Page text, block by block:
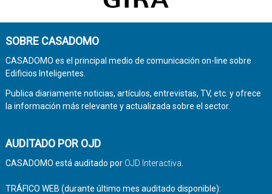
SOBRE CASADOMO
CASADOMO es el principal medio de comunicación on-line sobre
Edificios Inteligentes.
Publica diariamente noticias, artículos, entrevistas, TV, etc. y ofrece
la información más relevante y actualizada sobre el sector.
AUDITADO POR OJD
CASADOMO está auditado por OJD Interactiva
TRÁFICO WEB (durante último mes auditado disponible):